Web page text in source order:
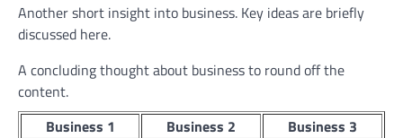
Another short insight into business. Key ideas are briefly
discussed here.
A concluding thought about business to round off the
content.
Business 1
Business 2
Business 3